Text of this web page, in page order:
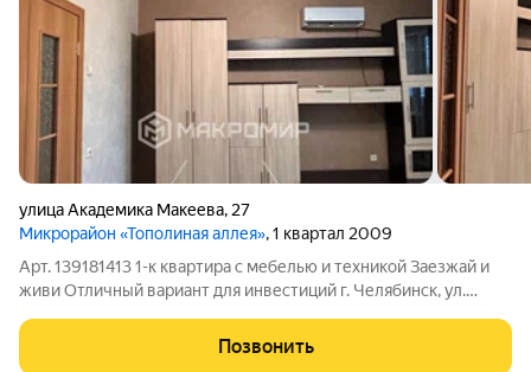
улица Академика Макеева, 27
Микрорайон «Тополиная аллея», 1 квартал 2009
Арт. 139181413 1-к квартира с мебелью и техникой Заезжай и
живи Отличный вариант для инвестиций г. Челябинск, ул.
квартира в одном из самых востребованных и современных
районов города. Квартира
Позвонить